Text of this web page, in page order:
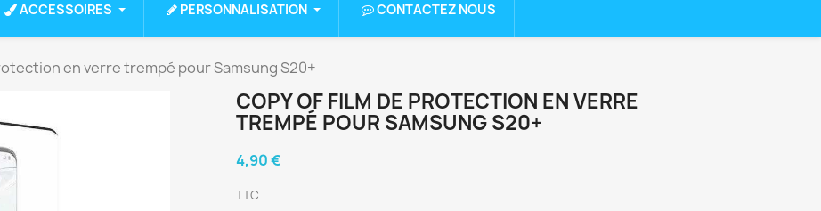
ACCESSOIRES PERSONNALISATION CONTACTEZ NOUS
en verre trempé pour Samsung S20+
COPY OF FILM DE PROTECTION EN VERRE
TREMPÉ POUR SAMSUNG S20+
4,90 €
TTC